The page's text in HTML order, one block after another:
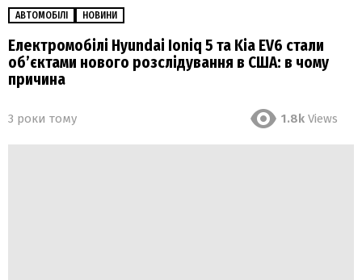
АВТОМОБІЛІ НОВИНИ
Електромобілі Hyundai Ioniq 5 та Kia EV6 стали
обʼєктами нового розслідування в США: в чому
причина
3 роки тому 1.8k Views